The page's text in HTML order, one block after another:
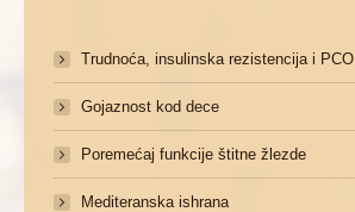
Trudnoća, insulinska rezistencija i PCO
Gojaznost kod dece
Poremećaj funkcije štitne žlezde
Mediteranska ishrana